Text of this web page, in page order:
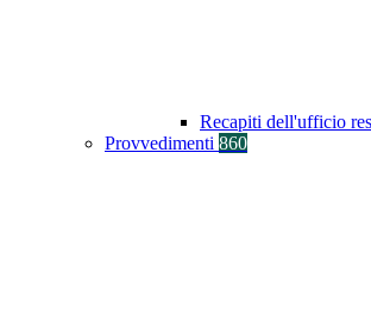
Recapiti dell'ufficio
Provvedimenti 860